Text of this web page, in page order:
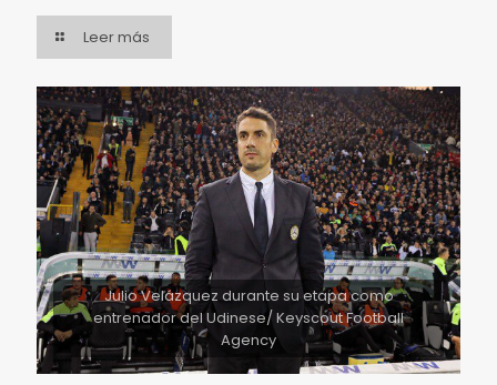
Leer más
Julio Velázquez durante su etapa como
entrenador del Udinese/ Keyscout Football
Agency